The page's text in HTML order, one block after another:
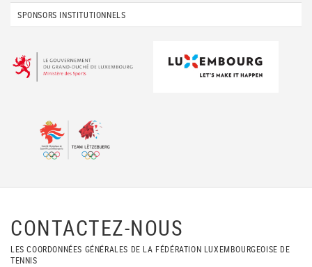
SPONSORS INSTITUTIONNELS
CONTACTEZ-NOUS
LES COORDONNÉES GÉNÉRALES DE LA FÉDÉRATION LUXEMBOURGEOISE DE
TENNIS